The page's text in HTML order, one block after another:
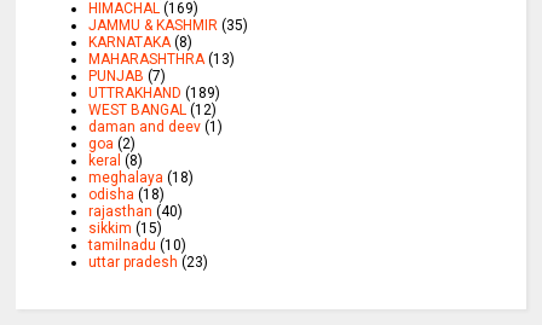
HIMACHAL (169)
JAMMU & KASHMIR (35)
KARNATAKA (8)
MAHARASHTHRA (13)
PUNJAB (7)
UTTRAKHAND (189)
WEST BANGAL (12)
daman and deev (1)
goa (2)
keral (8)
meghalaya (18)
odisha (18)
rajasthan (40)
sikkim (15)
tamilnadu (10)
uttar pradesh (23)